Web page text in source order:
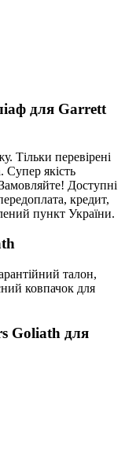
для Garrett
Тільки перевірені
Супер якість
Доступні
кредит,
пункт України.
талон,
ковпачок для
Goliath для